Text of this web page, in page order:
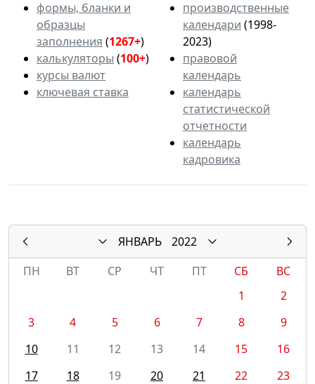
формы, бланки и
образцы
заполнения (1267+)
калькуляторы (100+)
курсы валют
ключевая ставка
производственные
календари (1998-
2023)
правовой
календарь
календарь
статистической
отчетности
календарь
кадровика
ЯНВАРЬ
2022
ПН
ВТ СР ЧТ ПТ СБ
ВС
1
2
3
4 5 6 7 8
9
10
11 12 13 14 15
16
17
18 19 20 21 22
23